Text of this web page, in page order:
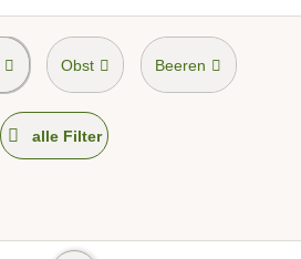
Obst Beeren
alle Filter